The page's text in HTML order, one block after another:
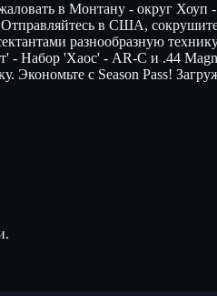
в Монтану - округ
в США,
разнообразную
Набор 'Хаос' - AR-C и .44
Экономьте с Season Pass!